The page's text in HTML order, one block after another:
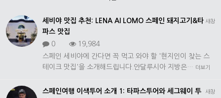
새창
세비야 맛집 추천: LENA Al LOMO 스페인 돼지고기&타
파스 맛집
0
19,984
스페인 세비야에 간다면 꼭 먹고 와야 할 '현지인이 찾는 스
테이크 맛집'을 소개해드립니다.안달루시아 지방은…
더보기
새창
스페인여행 이색투어 소개 1: 타파스투어와 세그웨이 투